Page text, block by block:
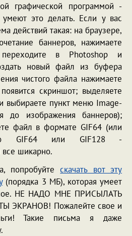
графической программой -
это делать. Если у вас
действий такая: на браузере,
баннеров, нажимаете
в Photoshop и
новый файл из буфера
чистого файла нажимаете
скриншот; выделяете
выбираете пункт меню Image-
до изображения баннеров);
файл в формате GIF64 (или
GIF64 или GIF128 -
все шикарно.
попробуйтескачать вот эту
(порядка 3 МБ), которая умеет
НЕ НАДО МНЕ ПРИСЫЛАТЬ
Пожалейте свое и
Такие письма я даже